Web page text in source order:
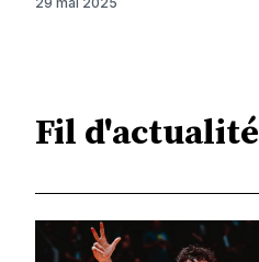
Fil d'actualité